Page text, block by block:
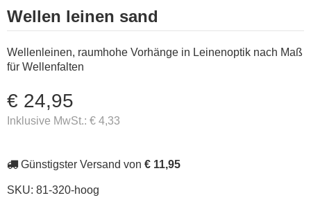
Wellen leinen sand
Wellenleinen, raumhohe Vorhänge in Leinenoptik nach Maß
für Wellenfalten
€ 24,95
Inklusive MwSt.: € 4,33
Günstigster Versand von € 11,95
SKU: 81-320-hoog